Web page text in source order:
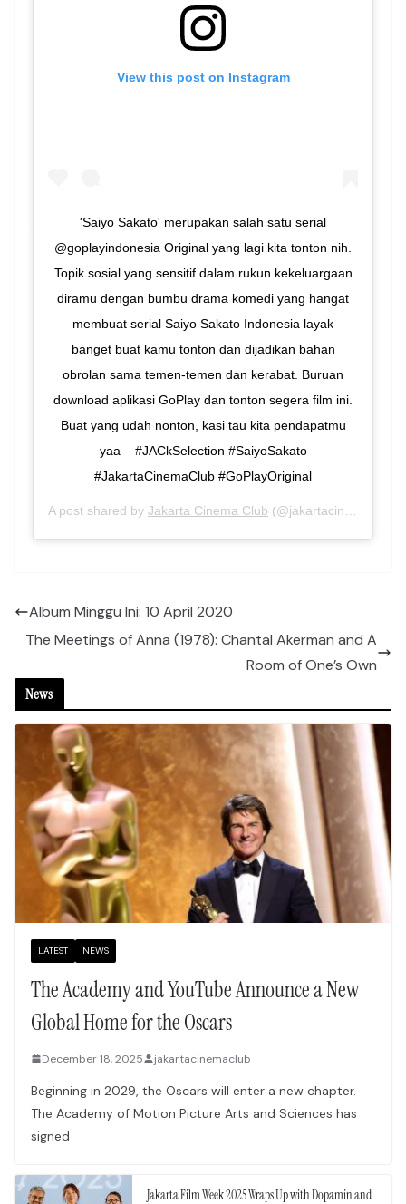
View this post on Instagram
'Saiyo Sakato' merupakan salah satu serial
@goplayindonesia Original yang lagi kita tonton nih.
Topik sosial yang sensitif dalam rukun kekeluargaan
diramu dengan bumbu drama komedi yang hangat
membuat serial Saiyo Sakato Indonesia layak
banget buat kamu tonton dan dijadikan bahan
obrolan sama temen-temen dan kerabat. Buruan
download aplikasi GoPlay dan tonton segera film ini.
Buat yang udah nonton, kasi tau kita pendapatmu
yaa – #JACkSelection #SaiyoSakato
#JakartaCinemaClub #GoPlayOriginal
A post shared by Jakarta Cinema Club (@jakartacinemaclub) on
Album Minggu Ini: 10 April 2020
The Meetings of Anna (1978): Chantal Akerman and A
Room of One’s Own
News
LATEST NEWS
The Academy and YouTube Announce a New
Global Home for the Oscars
December 18, 2025 jakartacinemaclub
Beginning in 2029, the Oscars will enter a new chapter.
The Academy of Motion Picture Arts and Sciences has
signed
Jakarta Film Week 2025 Wraps Up with Dopamin and